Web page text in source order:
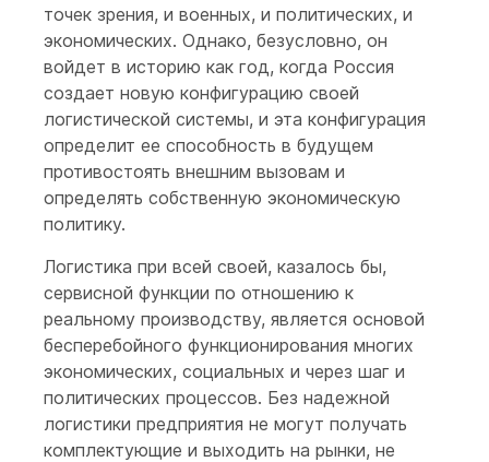
точек зрения, и военных, и политических, и
экономических. Однако, безусловно, он
войдет в историю как год, когда Россия
создает новую конфигурацию своей
логистической системы, и эта конфигурация
определит ее способность в будущем
противостоять внешним вызовам и
определять собственную экономическую
политику.
Логистика при всей своей, казалось бы,
сервисной функции по отношению к
реальному производству, является основой
бесперебойного функционирования многих
экономических, социальных и через шаг и
политических процессов. Без надежной
логистики предприятия не могут получать
комплектующие и выходить на рынки, не